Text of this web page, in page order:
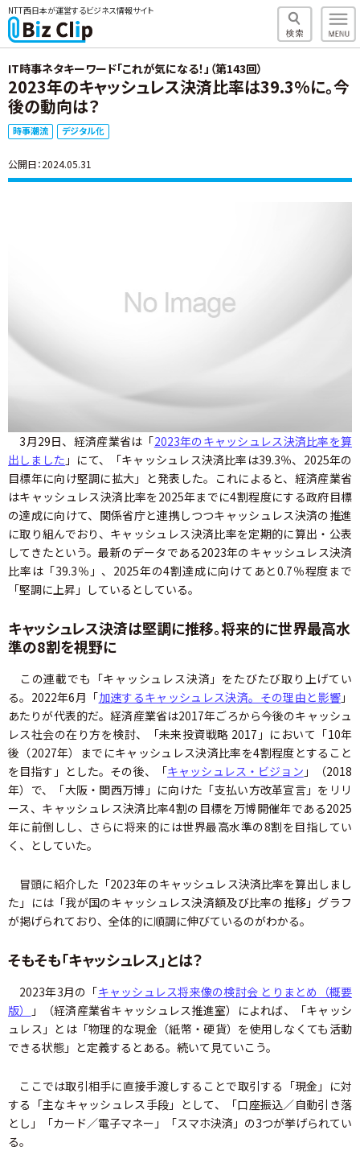
NTT西日本が運営するビジネス情報サイト
IT時事ネタキーワード「これが気になる！」（第143回）
2023年のキャッシュレス決済比率は39.3%に。今
後の動向は？
時事潮流 デジタル化
公開日：2024.05.31
3月29日、経済産業省は「2023年のキャッシュレス決済比率を算
出しました 」にて、「キャッシュレス決済比率は39.3％、2025年の
目標年に向け堅調に拡大」と発表した。これによると、経済産業省
はキャッシュレス決済比率を2025年までに4割程度にする政府目標
の達成に向けて、関係省庁と連携しつつキャッシュレス決済の推進
に取り組んでおり、キャッシュレス決済比率を定期的に算出・公表
してきたという。最新のデータである2023年のキャッシュレス決済
比率は「39.3％」、2025年の4割達成に向けてあと0.7％程度まで
「堅調に上昇」しているとしている。
キャッシュレス決済は堅調に推移。将来的に世界最高水
準の8割を視野に
この連載でも「キャッシュレス決済」をたびたび取り上げてい
る。2022年6月「加速するキャッシュレス決済。その理由と影響 」
あたりが代表的だ。経済産業省は2017年ごろから今後のキャッシュ
レス社会の在り方を検討、「未来投資戦略 2017」において「10年
後（2027年）までにキャッシュレス決済比率を4割程度とすること
を目指す」とした。その後、「キャッシュレス・ビジョン 」（2018
年）で、「大阪・関西万博」に向けた「支払い方改革宣言」をリリ
ース、キャッシュレス決済比率4割の目標を万博開催年である2025
年に前倒しし、さらに将来的には世界最高水準の8割を目指してい
く、としていた。
冒頭に紹介した「2023年のキャッシュレス決済比率を算出しまし
た」には「我が国のキャッシュレス決済額及び比率の推移」グラフ
が掲げられており、全体的に順調に伸びているのがわかる。
そもそも「キャッシュレス」とは？
2023年3月の「キャッシュレス将来像の検討会 とりまとめ（概要
版）
」（経済産業省キャッシュレス推進室）によれば、「キャッシ
ュレス」とは「物理的な現金（紙幣・硬貨）を使用しなくても活動
できる状態」と定義するとある。続いて見ていこう。
ここでは取引相手に直接手渡しすることで取引する「現金」に対
する「主なキャッシュレス手段」として、「口座振込／自動引き落
とし」「カード／電子マネー」「スマホ決済」の3つが挙げられてい
る。